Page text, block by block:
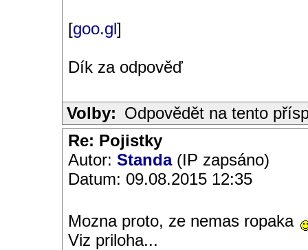
[goo.gl]
Dík za odpověď
Volby: Odpovědět na tento
Re: Pojistky
Autor: Standa(IP zapsáno)
Datum: 09.08.2015 12:35
Mozna proto, ze nemas ropaka
Viz priloha...